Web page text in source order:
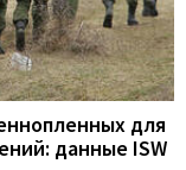
для
данные ISW